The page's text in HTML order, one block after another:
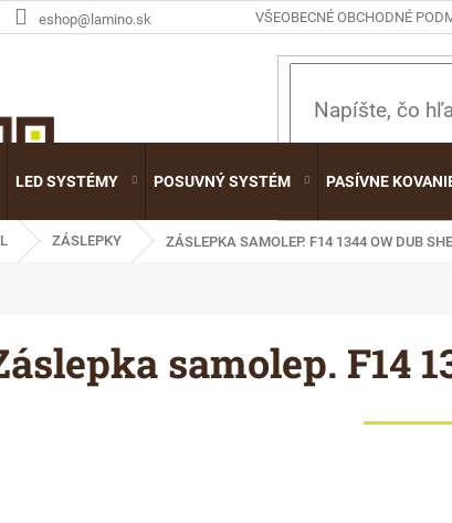
eshop@lamino.sk VŠEOBECNÉ OBCHODNÉ
HĽADAŤ
LED SYSTÉMY POSUVNÝ SYSTÉM PASÍVNE
ZÁSLEPKY ZÁSLEPKA SAMOLEP. F14 1344 OW DUB
samolep. F14